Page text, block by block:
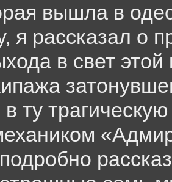
вышла в
я рассказал о
в свет этой
в ту